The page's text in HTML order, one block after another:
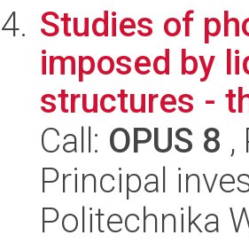
Studies of
imposed by
structures -
Call: OPUS 8 ,
Principal
Politechnika